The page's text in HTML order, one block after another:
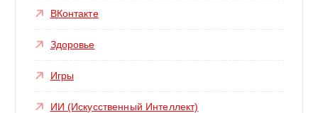
ВКонтакте
Здоровье
Игры
ИИ (Искусственный Интеллект)